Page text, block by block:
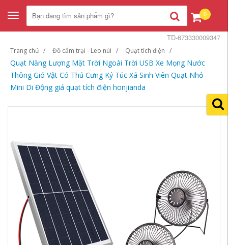
Toggle
navigation
0
Trang chủ Đồ cắm trại - Leo núi Quạt tích điện
Quạt Năng Lượng Mặt Trời Ngoài Trời USB Xe Mọng Nước
Thông Gió Vật Có Thú Cưng Ký Túc Xá Sinh Viên Quạt Nhỏ
Mini Di Động giá quạt tích điện honjianda
TD-673330009347